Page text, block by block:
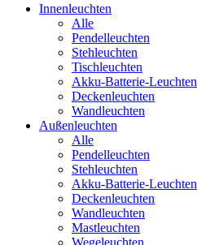
Innenleuchten
Alle
Pendelleuchten
Stehleuchten
Tischleuchten
Akku-Batterie-Leuchten
Deckenleuchten
Wandleuchten
Außenleuchten
Alle
Pendelleuchten
Stehleuchten
Akku-Batterie-Leuchten
Deckenleuchten
Wandleuchten
Mastleuchten
Wegeleuchten